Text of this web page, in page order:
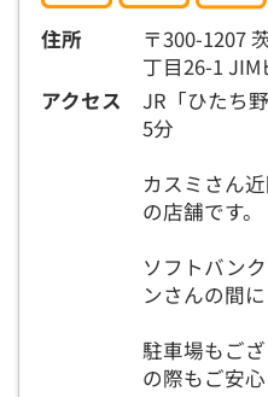
住所
〒300-1207
丁目26-1
アクセス
JR「ひたち
5分
カスミさん
の店舗です。
ソフトバン
ンさんの間
駐車場もご
の際もご安